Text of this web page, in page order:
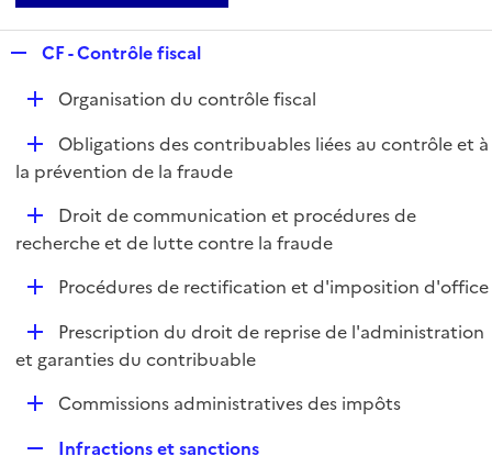
p
l
i
e
r
CF - Contrôle fiscal
D
l
r
Organisation du contrôle fiscal
D
é
i
Obligations des contribuables liées au contrôle et à
la prévention de la fraude
D
é
r
Droit de communication et procédures de
recherche et de lutte contre la fraude
D
l
Procédures de rectification et d'imposition d'office
D
é
Prescription du droit de reprise de l'administration
et garanties du contribuable
DCommissions administratives des impôts
Infractions et sanctions